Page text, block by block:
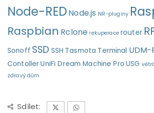
Node-REDNode.js NR-pluginy
Raspbian Rclone rekuperace router
Sonoff SSD SSH Tasmota Terminal UDM-
ContollerUniFi Dream Machine Pro USG
zdravý dům
Sdílet: